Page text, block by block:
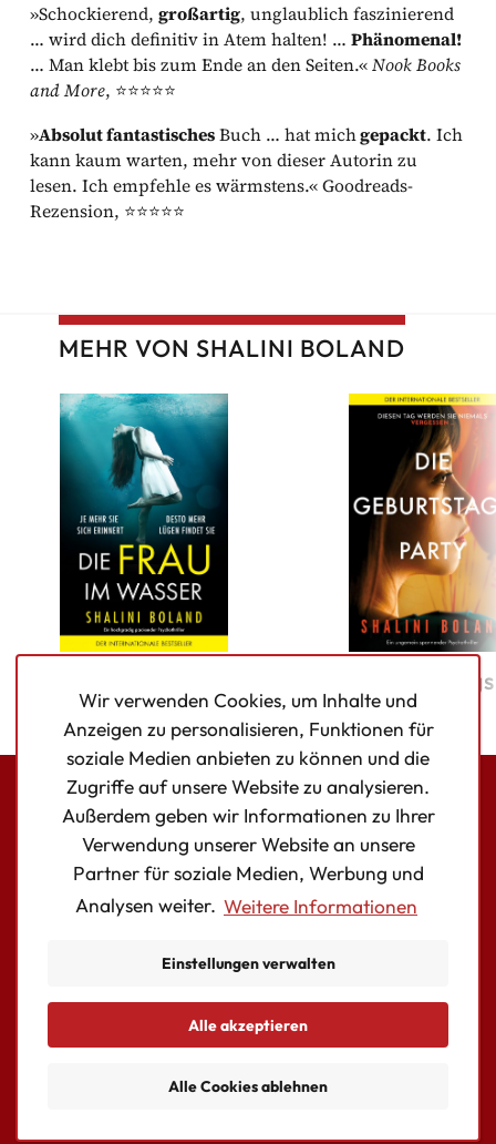
»Schockierend,großartig, unglaublich faszinierend
… wird dich definitiv in Atem halten! …Phänomenal!
… Man klebt bis zum Ende an den Seiten.«Nook Books
and More, ⭐⭐⭐⭐⭐
»Absolut fantastischesBuch … hat michgepackt. Ich
kann kaum warten, mehr von dieser Autorin zu
lesen. Ich empfehle es wärmstens.« Goodreads-
Rezension, ⭐⭐⭐⭐⭐
MEHR VON SHALINI BOLAND
Die
FacebookInstagram
Twitter
AUTOR:INNEN
Datenschutzerklärung
Wir verwenden Cookies, um Inhalte und
Anzeigen zu personalisieren, Funktionen für
soziale Medien anbieten zu können und die
Zugriffe auf unsere Website zu analysieren.
Außerdem geben wir Informationen zu Ihrer
Verwendung unserer Website an unsere
Partner für soziale Medien, Werbung und
Analysen weiter. Weitere Informationen
Einstellungen verwalten
Essentielle Cookies
Alle akzeptieren
Alle Cookies ablehnen